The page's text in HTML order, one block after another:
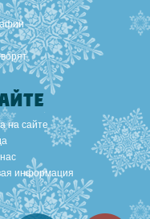
на сайте
информация